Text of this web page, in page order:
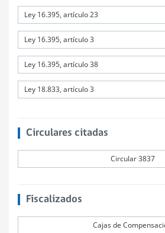
Ley 16.395, artículo 23
Ley 16.395, artículo 3
Ley 16.395, artículo 38
Ley 18.833, artículo 3
Circulares citadas
Circular 3837
Fiscalizados
Cajas de